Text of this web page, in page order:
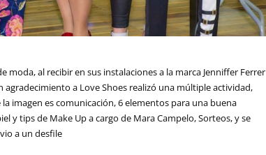
moda, al recibir en sus instalaciones a la marca Jenniffer Ferrer
agradecimiento a Love Shoes realizó una múltiple actividad,
imagen es comunicación, 6 elementos para una buena
y tips de Make Up a cargo de Mara Campelo, Sorteos, y se
a un desfile